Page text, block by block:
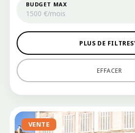
BUDGET MAX
PLUS DE FILTRES
EFFACER
VENTE